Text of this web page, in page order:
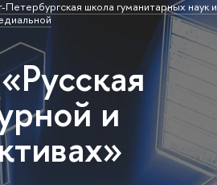
Петербургская школа гуманитарных наук и
и